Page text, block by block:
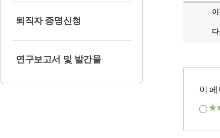
퇴직자 증명신청
연구보고서 및 발간물
이